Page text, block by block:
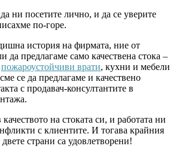
ни посетите лично, и да се уверите
по-горе.
история на фирмата, ние от
да предлагаме само качествена стока –
пожароустойчиви врати, кухни и мебели
се да предлагаме и качествено
с продавач-консултантите в
на стоката си, и работата ни
с клиентите. И тогава крайния
страни са удовлетворени!